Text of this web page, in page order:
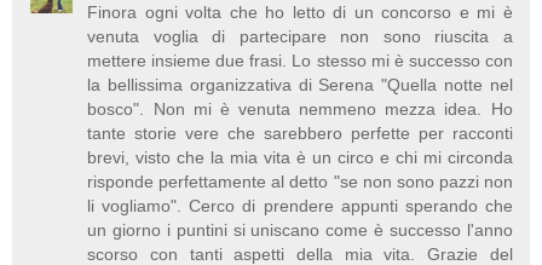
Finora ogni volta che ho letto di un concorso e mi è
venuta voglia di partecipare non sono riuscita a
mettere insieme due frasi. Lo stesso mi è successo con
la bellissima organizzativa di Serena "Quella notte nel
bosco". Non mi è venuta nemmeno mezza idea. Ho
tante storie vere che sarebbero perfette per racconti
brevi, visto che la mia vita è un circo e chi mi circonda
risponde perfettamente al detto "se non sono pazzi non
li vogliamo". Cerco di prendere appunti sperando che
un giorno i puntini si uniscano come è successo l'anno
scorso con tanti aspetti della mia vita. Grazie del